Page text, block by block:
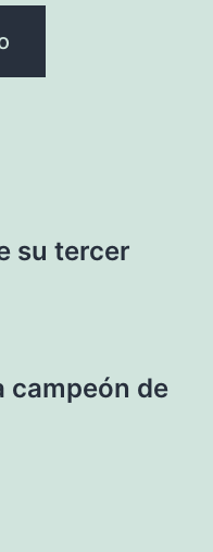
su tercer
campeón de